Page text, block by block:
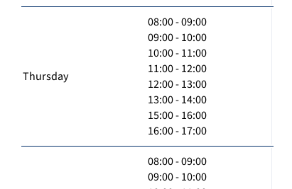
Thursday
08:00 - 09:00
09:00 - 10:00
10:00 - 11:00
11:00 - 12:00
12:00 - 13:00
13:00 - 14:00
15:00 - 16:00
16:00 - 17:00
08:00 - 09:00
09:00 - 10:00